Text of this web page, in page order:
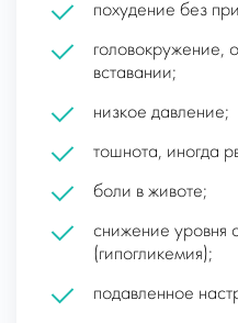
похудение без
головокружение,
вставании;
низкое давление;
тошнота, иногда
боли в животе;
снижение уровня
(гипогликемия);
подавленное